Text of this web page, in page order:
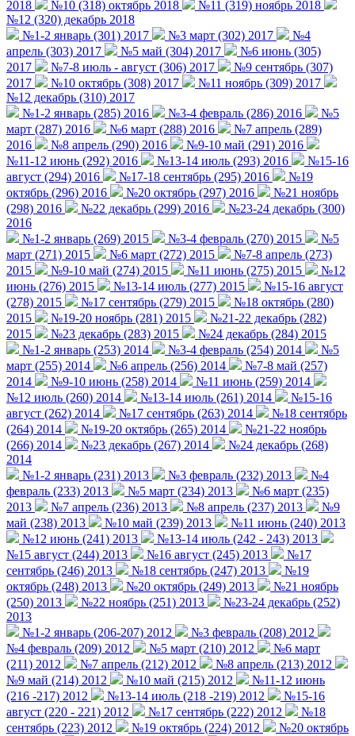
2018 №10 (318) октябрь 2018
№11 (319) ноябрь 2018
№12 (320) декабрь 2018
№1-2 январь (301) 2017
№3 март (302) 2017
№4
апрель (303) 2017
№5 май (304) 2017
№6 июнь (305)
2017
№7-8 июль - август (306) 2017
№9 сентябрь (307)
2017
№10 октябрь (308) 2017
№11 ноябрь (309) 2017
№12 декабрь (310) 2017
№1-2 январь (285) 2016
№3-4 февраль (286) 2016
№5
март (287) 2016
№6 март (288) 2016
№7 апрель (289)
2016
№8 апрель (290) 2016
№9-10 май (291) 2016
№11-12 июнь (292) 2016
№13-14 июль (293) 2016
№15-16
август (294) 2016
№17-18 сентябрь (295) 2016
№19
октябрь (296) 2016
№20 октябрь (297) 2016
№21 ноябрь
(298) 2016
№22 декабрь (299) 2016
№23-24 декабрь (300)
2016
№1-2 январь (269) 2015
№3-4 февраль (270) 2015
№5
март (271) 2015
№6 март (272) 2015
№7-8 апрель (273)
2015
№9-10 май (274) 2015 №11 июнь (275) 2015
№12
июнь (276) 2015
№13-14 июль (277) 2015
№15-16 август
(278) 2015
№17 сентябрь (279) 2015
№18 октябрь (280)
2015
№19-20 ноябрь (281) 2015
№21-22 декабрь (282)
2015
№23 декабрь (283) 2015
№24 декабрь (284) 2015
№1-2 январь (253) 2014
№3-4 февраль (254) 2014
№5
март (255) 2014
№6 апрель (256) 2014
№7-8 май (257)
2014
№9-10 июнь (258) 2014
№11 июнь (259) 2014
№12 июль (260) 2014
№13-14 июль (261) 2014
№15-16
август (262) 2014
№17 сентябрь (263) 2014
№18 сентябрь
(264) 2014
№19-20 октябрь (265) 2014
№21-22 ноябрь
(266) 2014
№23 декабрь (267) 2014
№24 декабрь (268)
2014
№1-2 январь (231) 2013
№3 февраль (232) 2013
№4
февраль (233) 2013
№5 март (234) 2013
№6 март (235)
2013
№7 апрель (236) 2013 №8 апрель (237) 2013
№9
май (238) 2013
№10 май (239) 2013
№11 июнь (240) 2013
№12 июнь (241) 2013
№13-14 июль (242 - 243) 2013
№15 август (244) 2013
№16 август (245) 2013
№17
сентябрь (246) 2013
№18 сентябрь (247) 2013
№19
октябрь (248) 2013
№20 октябрь (249) 2013
№21 ноябрь
(250) 2013
№22 ноябрь (251) 2013
№23-24 декабрь (252)
2013
№1-2 январь (206-207) 2012
№3 февраль (208) 2012
№4 февраль (209) 2012
№5 март (210) 2012
№6 март
(211) 2012
№7 апрель (212) 2012
№8 апрель (213) 2012
№9 май (214) 2012
№10 май (215) 2012
№11-12 июнь
(216 -217) 2012
№13-14 июль (218 -219) 2012
№15-16
август (220 - 221) 2012
№17 сентябрь (222) 2012
№18
сентябрь (223) 2012
№19 октябрь (224) 2012
№20 октябрь